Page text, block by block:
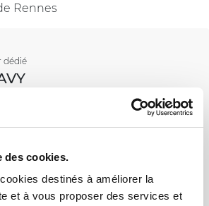
des cookies.
destinés à améliorer la
et à vous proposer des services et
Rennes
dédié
Mail
Téléphone